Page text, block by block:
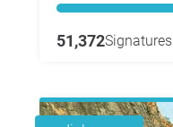
51,372Signatures